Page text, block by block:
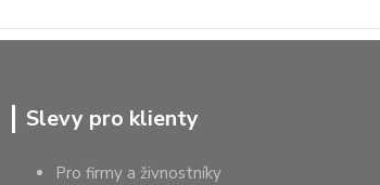
Slevy pro klienty
Pro firmy a živnostníky